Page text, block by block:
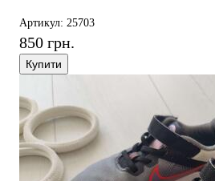
Артикул: 25703
850 грн.
Купити